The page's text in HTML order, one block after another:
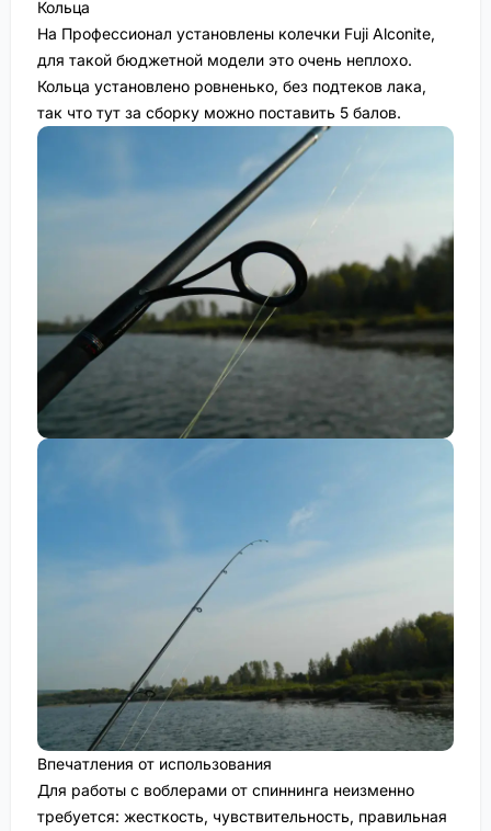
Кольца
На Профессионал установлены колечки Fuji Alconite,
для такой бюджетной модели это очень неплохо.
Кольца установлено ровненько, без подтеков лака,
так что тут за сборку можно поставить 5 балов.
Впечатления от использования
Для работы с воблерами от спиннинга неизменно
требуется: жесткость, чувствительность, правильная